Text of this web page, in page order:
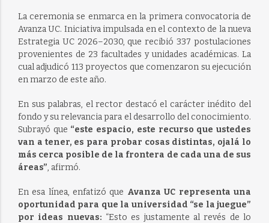
La ceremonia se enmarca en la primera convocatoria de
Avanza UC. Iniciativa impulsada en el contexto de la nueva
Estrategia UC 2026–2030, que recibió 337 postulaciones
provenientes de 23 facultades y unidades académicas. La
cual adjudicó 113 proyectos que comenzaron su ejecución
en marzo de este año.
En sus palabras, el rector destacó el carácter inédito del
fondo y su relevancia para el desarrollo del conocimiento.
Subrayó que “este espacio, este recurso que ustedes
van a tener, es para probar cosas distintas, ojalá lo
más cerca posible de la frontera de cada una de sus
áreas”, afirmó.
En esa línea, enfatizó que Avanza UC representa una
oportunidad para que la universidad “se la juegue”
por ideas nuevas: “Esto es justamente al revés de lo